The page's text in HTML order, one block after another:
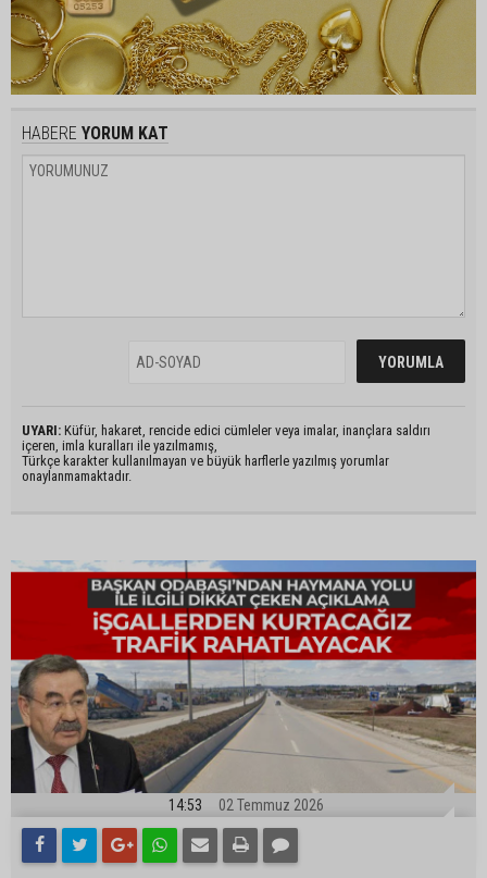
HABERE YORUM KAT
UYARI: Küfür, hakaret, rencide edici cümleler veya imalar, inançlara saldırı
içeren, imla kuralları ile yazılmamış,
Türkçe karakter kullanılmayan ve büyük harflerle yazılmış yorumlar
onaylanmamaktadır.
14:53 02 Temmuz 2026